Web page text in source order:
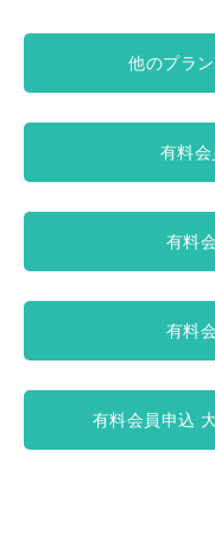
他のプラ
有料
有料
有料
有料会員申込